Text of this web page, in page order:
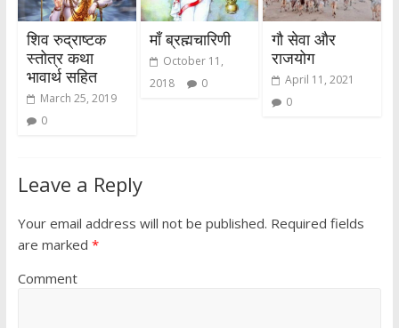
शिव रुद्राष्टक
स्तोत्र कथा
भावार्थ सहित
March 25, 2019
0
माँ ब्रह्मचारिणी
October 11,
2018
0
गौ सेवा और
राजयोग
April 11, 2021
0
Leave a Reply
Your email address will not be published. Required fields
are marked *
Comment